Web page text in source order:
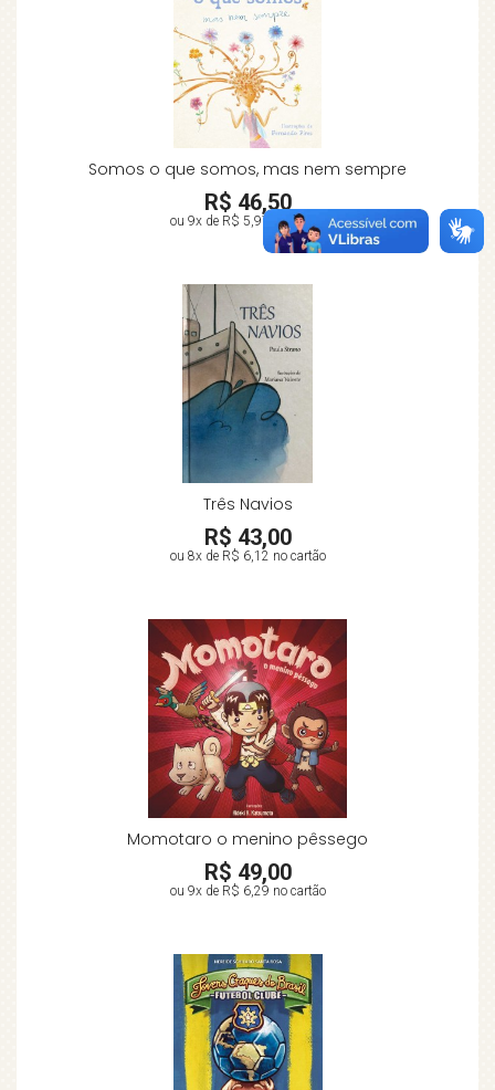
Somos o que somos, mas nem sempre
R$ 46,50
ou 9x de R$ 5,97 no cartão
Três Navios
R$ 43,00
ou 8x de R$ 6,12 no cartão
Momotaro o menino pêssego
R$ 49,00
ou 9x de R$ 6,29 no cartão